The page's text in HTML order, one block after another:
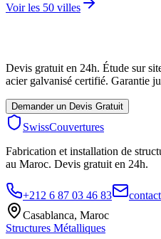
Voir les 50 villes
Devis gratuit en 24h. Étude sur
acier galvanisé certifié. Garantie
Demander un Devis Gratuit
SwissCouvertures
Fabrication et installation de
au Maroc. Devis gratuit en 24h.
+212 6 87 03 46 83
Casablanca, Maroc
Structures Métalliques